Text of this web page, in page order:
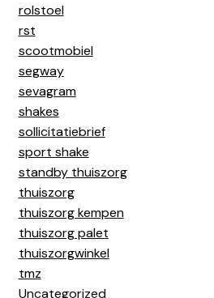
rolstoel
rst
scootmobiel
segway
sevagram
shakes
sollicitatiebrief
sport shake
standby thuiszorg
thuiszorg
thuiszorg kempen
thuiszorg palet
thuiszorgwinkel
tmz
Uncategorized